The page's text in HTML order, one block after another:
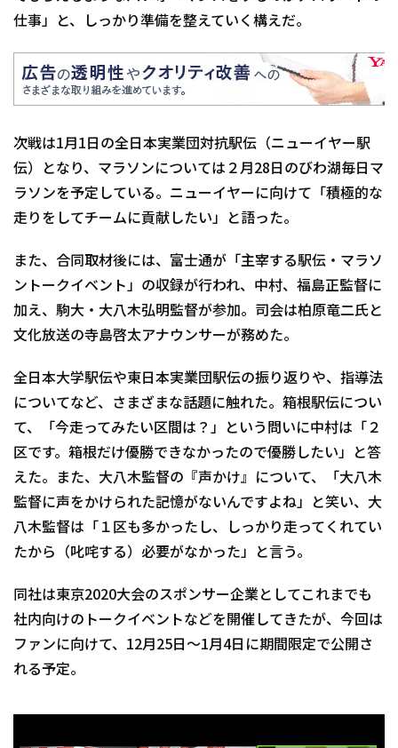
仕事」と、しっかり準備を整えていく構えだ。
次戦は1月1日の全日本実業団対抗駅伝（ニューイヤー駅
伝）となり、マラソンについては２月28日のびわ湖毎日マ
ラソンを予定している。ニューイヤーに向けて「積極的な
走りをしてチームに貢献したい」と語った。
また、合同取材後には、富士通が「主宰する駅伝・マラソ
ントークイベント」の収録が行われ、中村、福島正監督に
加え、駒大・大八木弘明監督が参加。司会は柏原竜二氏と
文化放送の寺島啓太アナウンサーが務めた。
全日本大学駅伝や東日本実業団駅伝の振り返りや、指導法
についてなど、さまざまな話題に触れた。箱根駅伝につい
て、「今走ってみたい区間は？」という問いに中村は「２
区です。箱根だけ優勝できなかったので優勝したい」と答
えた。また、大八木監督の『声かけ』について、「大八木
監督に声をかけられた記憶がないんですよね」と笑い、大
八木監督は「１区も多かったし、しっかり走ってくれてい
たから（叱咤する）必要がなかった」と言う。
同社は東京2020大会のスポンサー企業としてこれまでも
社内向けのトークイベントなどを開催してきたが、今回は
ファンに向けて、12月25日～1月4日に期間限定で公開さ
れる予定。